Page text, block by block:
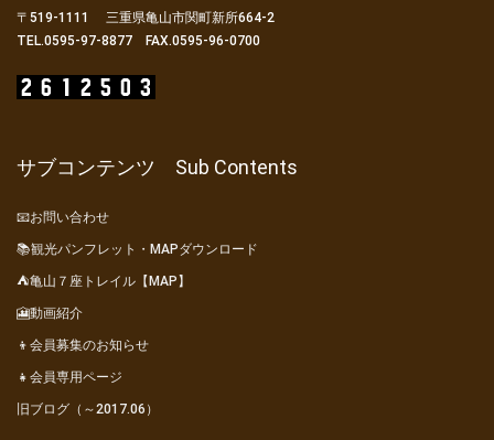
〒519-1111 三重県亀山市関町新所664-2
TEL.0595-97-8877 FAX.0595-96-0700
サブコンテンツ Sub Contents
📧お問い合わせ
📚観光パンフレット・MAPダウンロード
⛺亀山７座トレイル【MAP】
🎦動画紹介
👦会員募集のお知らせ
👧会員専用ページ
旧ブログ（～2017.06）